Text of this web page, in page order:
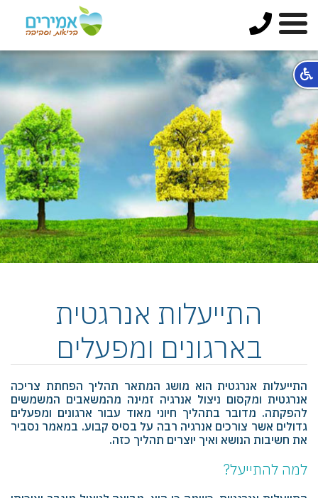
התייעלות אנרגטית
בארגונים ומפעלים
התייעלות אנרגטית הוא מושג המתאר תהליך הפחתת צריכה
אנרגטית ומקסום ניצול אנרגיה זמינה מהמשאבים המשמשים
להפקתה. מדובר בתהליך חיוני מאוד עבור ארגונים ומפעלים
גדולים אשר צורכים אנרגיה רבה על בסיס קבוע. במאמר נסביר
את חשיבות הנושא ואיך יוצרים תהליך כזה.
למה להתייעל?